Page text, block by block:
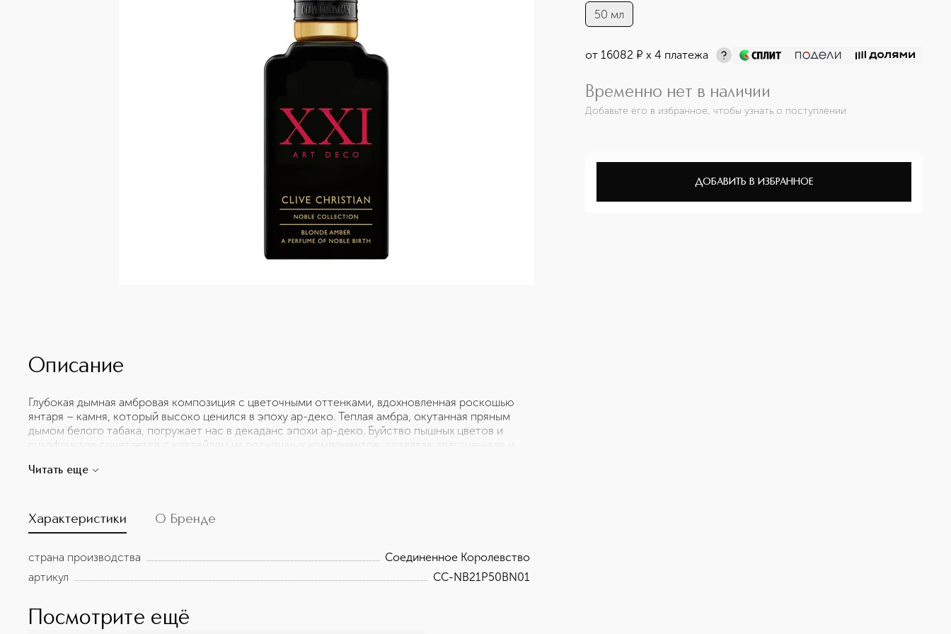
50 мл
от 16082 ¤ х 4 платежа
Временно нет в наличии
Добавьте его в избранное, чтобы узнать о поступлении
ДОБАВИТЬ В ИЗБРАННОЕ
Описание
Глубокая дымная амбровая композиция с цветочными оттенками, вдохновленная роскошью
янтаря – камня, который высоко ценился в эпоху ар-деко. Теплая амбра, окутанная пряным
дымом белого табака, погружает нас в декаданс эпохи ар-деко. Буйство пышных цветов и
сухофруктов сочетается с коктейлем из роскошных компонентов, создавая драгоценную и
олибанум, бергамот, грейпфрут, кардамон Ноты сердца: белый табак, оррис, сандал, жасмин,
Читать еще
Характеристики О Бренде
страна производства
Соединенное Королевство
артикул
CC-NB21P50BN01
Посмотрите ещё